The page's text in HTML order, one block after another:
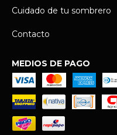
Cuidado de tu sombrero
Contacto
MEDIOS DE PAGO